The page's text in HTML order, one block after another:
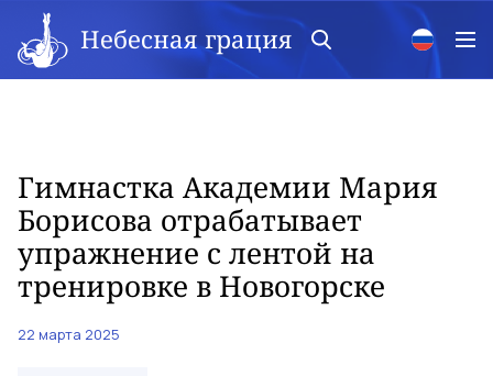
Небесная грация
Гимнастка Академии Мария
Борисова отрабатывает
упражнение с лентой на
тренировке в Новогорске
22 марта 2025